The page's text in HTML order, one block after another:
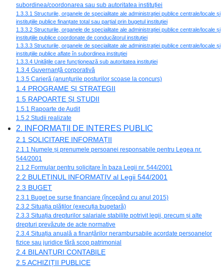
subordinea/coordonarea sau sub autoritatea instituției
1.3.3.1 Structurile, organele de specialitate ale administrației publice centrale/locale și
instituțiile publice finanțate total sau parțial prin bugetul instituției
1.3.3.2 Structurile, organele de specialitate ale administrației publice centrale/locale și
instituțiile publice coordonate de conducătorul instituției
1.3.3.3 Structurile, organele de specialitate ale administrației publice centrale/locale și
instituțiile publice aflate în subordinea instituției
1.3.3.4 Unitățile care funcționează sub autoritatea instituției
1.3.4 Guvernanță corporativă
1.3.5 Carieră (anunțurile posturilor scoase la concurs)
1.4 PROGRAME ȘI STRATEGII
1.5 RAPOARTE ȘI STUDII
1.5.1 Rapoarte de Audit
1.5.2 Studii realizate
2. INFORMAȚII DE INTERES PUBLIC
2.1 SOLICITARE INFORMAȚII
2.1.1 Numele și prenumele persoanei responsabile pentru Legea nr.
544/2001
2.1.2 Formular pentru solicitare în baza Legii nr. 544/2001
2.2 BULETINUL INFORMATIV al Legii 544/2001
2.3 BUGET
2.3.1 Buget pe surse financiare (începând cu anul 2015)
2.3.2 Situația plăților (execuția bugetară)
2.3.3 Situația drepturilor salariale stabilite potrivit legii, precum și alte
drepturi prevăzute de acte normative
2.3.4 Situația anuală a finanțărilor nerambursabile acordate persoanelor
fizice sau juridice fără scop patrimonial
2.4 BILANȚURI CONTABILE
2.5 ACHIZIȚII PUBLICE